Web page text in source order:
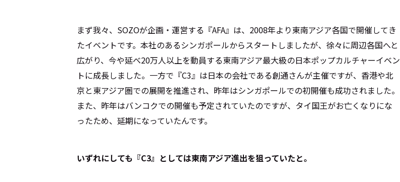
まず我々、SOZOが企画・運営する『AFA』は、2008年より東南アジア各国で開催してき
たイベントです。本社のあるシンガポールからスタートしましたが、徐々に周辺各国へと
広がり、今や延べ20万人以上を動員する東南アジア最大級の日本ポップカルチャーイベン
トに成長しました。一方で『C3』は日本の会社である創通さんが主催ですが、香港や北
京と東アジア圏での展開を推進され、昨年はシンガポールでの初開催も成功されました。
また、昨年はバンコクでの開催も予定されていたのですが、タイ国王がお亡くなりにな
ったため、延期になっていたんです。
――いずれにしても『C3』としては東南アジア進出を狙っていたと。